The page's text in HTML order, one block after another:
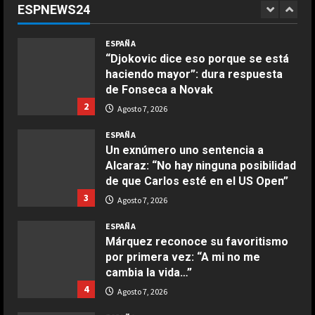
ESPNEWS24
1
2
ESPAÑA
“Djokovic dice eso porque se está
haciendo mayor”: dura respuesta
de Fonseca a Novak
Agosto 7, 2026
3
ESPAÑA
Un exnúmero uno sentencia a
Alcaraz: “No hay ninguna posibilidad
de que Carlos esté en el US Open”
Agosto 7, 2026
4
ESPAÑA
Márquez reconoce su favoritismo
por primera vez: “A mi no me
cambia la vida…”
Agosto 7, 2026
Ensalada de espinacas deliciosa
Maggio 28, 2026
COCINA
Boquerones fritos en freidora de
aire
Aprile 24, 2026
Buñuelos de alcachofas
Aprile 5, 2026